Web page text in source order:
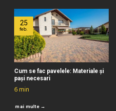
Cum se fac pavelele: Materiale și
pași necesari
6min
mai multe →
25
feb.